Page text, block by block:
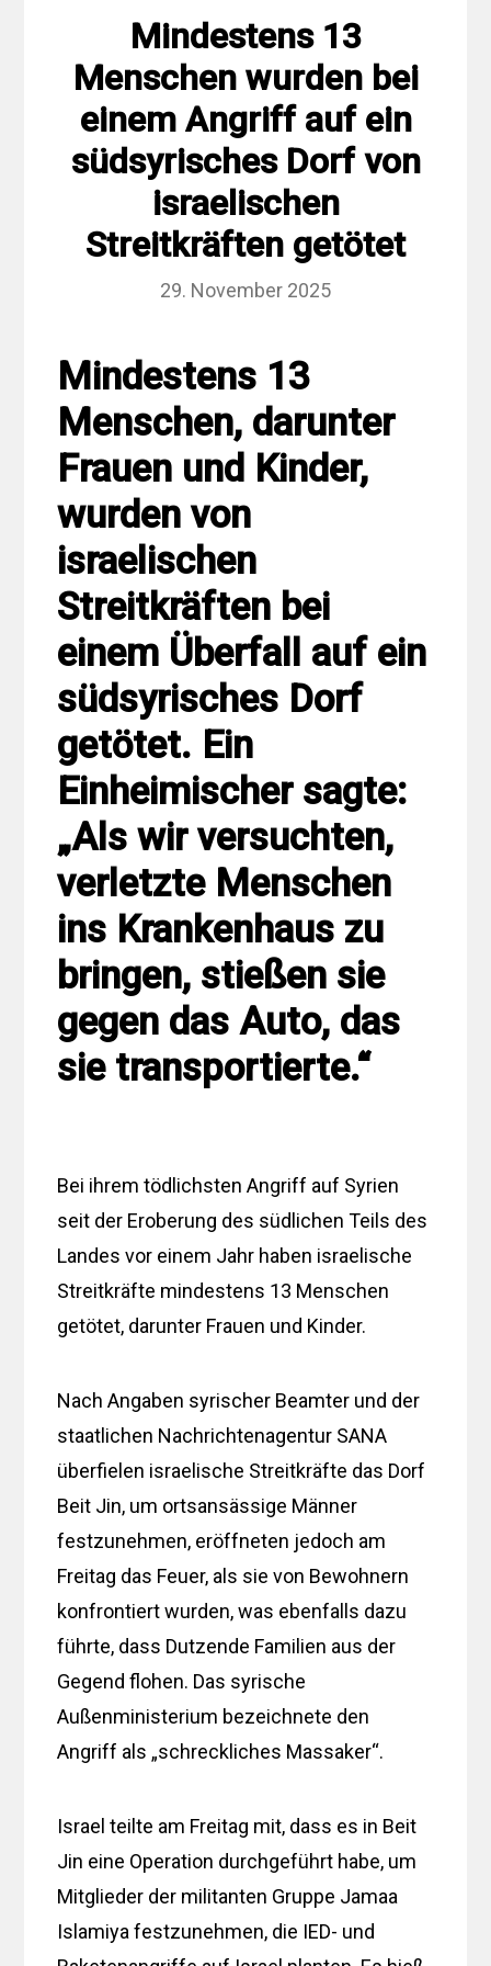
Mindestens 13
Menschen wurden bei
einem Angriff auf ein
südsyrisches Dorf von
israelischen
Streitkräften getötet
29. November 2025
Mindestens 13
Menschen, darunter
Frauen und Kinder,
wurden von
israelischen
Streitkräften bei
einem Überfall auf ein
südsyrisches Dorf
getötet. Ein
Einheimischer sagte:
„Als wir versuchten,
verletzte Menschen
ins Krankenhaus zu
bringen, stießen sie
gegen das Auto, das
sie transportierte.“
Bei ihrem tödlichsten Angriff auf Syrien
seit der Eroberung des südlichen Teils des
Landes vor einem Jahr haben israelische
Streitkräfte mindestens 13 Menschen
getötet, darunter Frauen und Kinder.
Nach Angaben syrischer Beamter und der
staatlichen Nachrichtenagentur SANA
überfielen israelische Streitkräfte das Dorf
Beit Jin, um ortsansässige Männer
festzunehmen, eröffneten jedoch am
Freitag das Feuer, als sie von Bewohnern
konfrontiert wurden, was ebenfalls dazu
führte, dass Dutzende Familien aus der
Gegend flohen. Das syrische
Außenministerium bezeichnete den
Angriff als „schreckliches Massaker“.
Israel teilte am Freitag mit, dass es in Beit
Jin eine Operation durchgeführt habe, um
Mitglieder der militanten Gruppe Jamaa
Islamiya festzunehmen, die IED- und